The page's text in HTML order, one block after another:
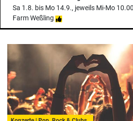
Sa 1.8. bis Mo 14.9., jeweils Mi-Mo
Farm Weßling